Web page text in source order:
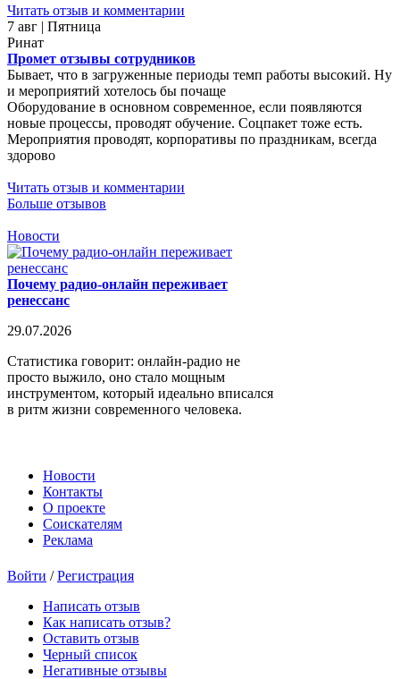
Читать отзыв и комментарии
7 авг | Пятница
Ринат
Промет отзывы сотрудников
Бывает, что в загруженные периоды темп работы высокий. Ну
и мероприятий хотелось бы почаще
Оборудование в основном современное, если появляются
новые процессы, проводят обучение. Соцпакет тоже есть.
Мероприятия проводят, корпоративы по праздникам, всегда
здорово
Читать отзыв и комментарии
Больше отзывов
Новости
Почему радио-онлайн переживает
ренессанс
29.07.2026
Статистика говорит: онлайн-радио не
просто выжило, оно стало мощным
инструментом, который идеально вписался
в ритм жизни современного человека.
Новости
Контакты
О проекте
Соискателям
Реклама
Войти /Регистрация
Написать отзыв
Как написать отзыв?
Оставить отзыв
Черный список
Негативные отзывы